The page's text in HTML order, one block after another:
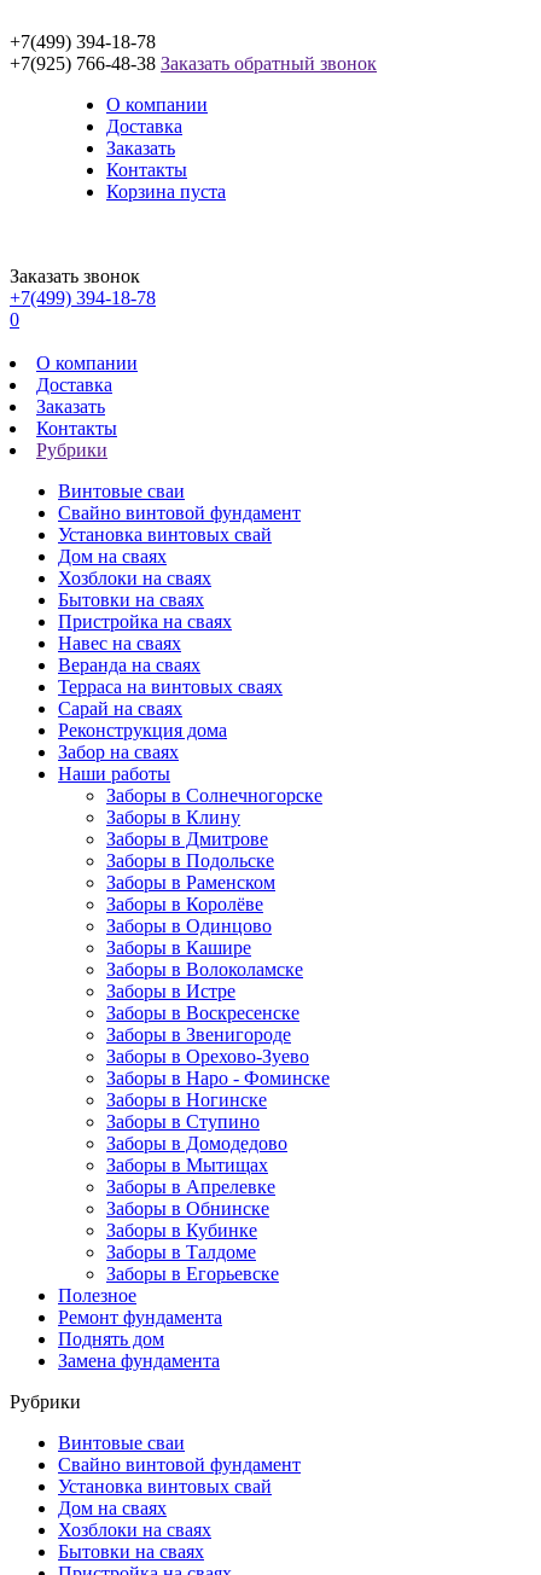
+7(499) 394-18-78
+7(925) 766-48-38 Заказать обратный звонок
О компании
Доставка
Заказать
Контакты
Корзина пуста
Заказать звонок
+7(499) 394-18-78
0
О компании
Доставка
Заказать
Контакты
Рубрики
Винтовые сваи
Свайно винтовой фундамент
Установка винтовых свай
Дом на сваях
Хозблоки на сваях
Бытовки на сваях
Пристройка на сваях
Навес на сваях
Веранда на сваях
Терраса на винтовых сваях
Cарай на сваях
Реконструкция дома
Забор на сваях
Наши работы
Заборы в Солнечногорске
Заборы в Клину
Заборы в Дмитрове
Заборы в Подольске
Заборы в Раменском
Заборы в Королёве
Заборы в Одинцово
Заборы в Кашире
Заборы в Волоколамске
Заборы в Истре
Заборы в Воскресенске
Заборы в Звенигороде
Заборы в Орехово-Зуево
Заборы в Наро - Фоминске
Заборы в Ногинске
Заборы в Ступино
Заборы в Домодедово
Заборы в Мытищах
Заборы в Апрелевке
Заборы в Обнинске
Заборы в Кубинке
Заборы в Талдоме
Заборы в Егорьевске
Полезное
Ремонт фундамента
Поднять дом
Замена фундамента
Рубрики
Винтовые сваи
Свайно винтовой фундамент
Установка винтовых свай
Дом на сваях
Хозблоки на сваях
Бытовки на сваях